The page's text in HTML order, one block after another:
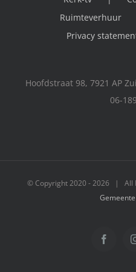
Ruimteverhuur
Privacy
Hoofdstraat 98, 7921 AP
06-
© Copyright 2020 -2026 | All